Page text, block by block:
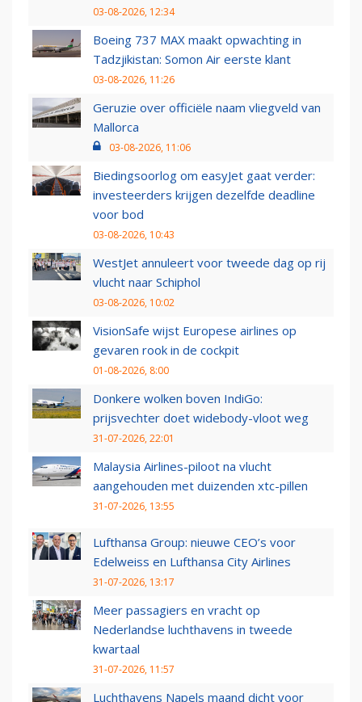
03-08-2026, 12:34
Boeing 737 MAX maakt opwachting in
Tadzjikistan: Somon Air eerste klant
03-08-2026, 11:26
Geruzie over officiële naam vliegveld van
Mallorca
03-08-2026, 11:06
Biedingsoorlog om easyJet gaat verder:
investeerders krijgen dezelfde deadline
voor bod
03-08-2026, 10:43
WestJet annuleert voor tweede dag op rij
vlucht naar Schiphol
03-08-2026, 10:02
VisionSafe wijst Europese airlines op
gevaren rook in de cockpit
01-08-2026, 8:00
Donkere wolken boven IndiGo:
prijsvechter doet widebody-vloot weg
31-07-2026, 22:01
Malaysia Airlines-piloot na vlucht
aangehouden met duizenden xtc-pillen
31-07-2026, 13:55
Lufthansa Group: nieuwe CEO’s voor
Edelweiss en Lufthansa City Airlines
31-07-2026, 13:17
Meer passagiers en vracht op
Nederlandse luchthavens in tweede
kwartaal
31-07-2026, 11:57
Luchthavens Napels maand dicht voor